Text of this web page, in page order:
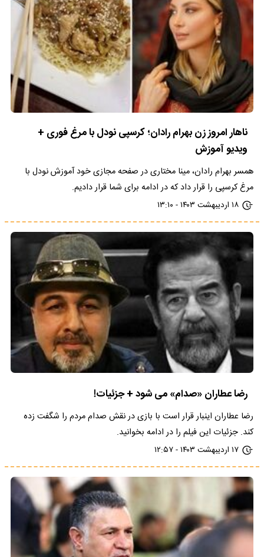
ناهار امروز زن بهرام رادان؛ کرسپی نودل با مرغ فوری +
ویدیو آموزش
همسر بهرام رادان، مینا مختاری در صفحه مجازی خود آموزش نودل با
مرغ کرسپی را قرار داد که در ادامه برای شما قرار دادیم.
۱۸ اردیبهشت ۱۴۰۳ - ۱۳:۱۰
رضا عطاران «صدام» می شود + جزئیات!
رضا عطاران اینبار قرار است با بازی در نقش صدام مردم را شگفت زده
کند. جزئیات این فیلم را در ادامه بخوانید.
۱۷ اردیبهشت ۱۴۰۳ - ۱۲:۵۷